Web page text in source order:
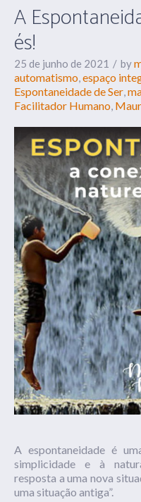
A
és!
25 de junho de 2021 by
automatismo,espaço
Espontaneidade de Ser,
Facilitador Humano,
A espontaneidade é
simplicidade e à
resposta a uma nova
uma situação antiga”.